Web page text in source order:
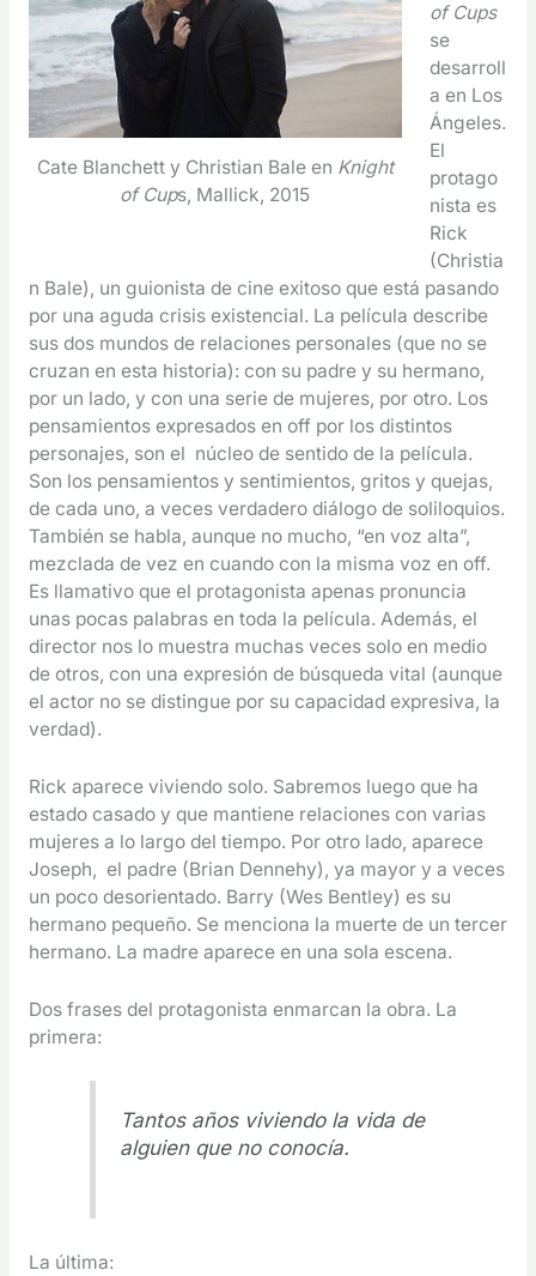
Cate Blanchett y Christian Bale en Knight
of Cups, Mallick, 2015
of Cups
se
desarroll
a en Los
Ángeles.
El
protago
nista es
Rick
(Christia
n Bale), un guionista de cine exitoso que está pasando
por una aguda crisis existencial. La película describe
sus dos mundos de relaciones personales (que no se
cruzan en esta historia): con su padre y su hermano,
por un lado, y con una serie de mujeres, por otro. Los
pensamientos expresados en off por los distintos
personajes, son el núcleo de sentido de la película.
Son los pensamientos y sentimientos, gritos y quejas,
de cada uno, a veces verdadero diálogo de soliloquios.
También se habla, aunque no mucho, “en voz alta”,
mezclada de vez en cuando con la misma voz en off.
Es llamativo que el protagonista apenas pronuncia
unas pocas palabras en toda la película. Además, el
director nos lo muestra muchas veces solo en medio
de otros, con una expresión de búsqueda vital (aunque
el actor no se distingue por su capacidad expresiva, la
verdad).
Rick aparece viviendo solo. Sabremos luego que ha
estado casado y que mantiene relaciones con varias
mujeres a lo largo del tiempo. Por otro lado, aparece
Joseph, el padre (Brian Dennehy), ya mayor y a veces
un poco desorientado. Barry (Wes Bentley) es su
hermano pequeño. Se menciona la muerte de un tercer
hermano. La madre aparece en una sola escena.
Dos frases del protagonista enmarcan la obra. La
primera:
Tantos años viviendo la vida de
alguien que no conocía.
La última: